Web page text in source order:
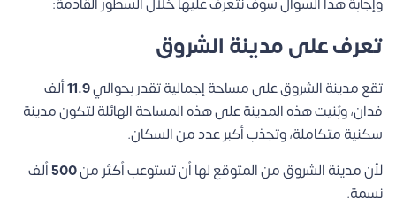
تعرف على مدينة الشروق
تقع مدينة الشروق على مساحة إجمالية تقدر بحوالي
ألف
فدان، وبٌنيت هذه المدينة على هذه المساحة الهائلة لتكون مدينة
سكنية متكاملة، وتجذب أكبر عدد من السكان.
لأن مدينة الشروق من المتوقع لها أن تستوعب أكثر من500ألف
نسمة.